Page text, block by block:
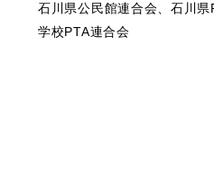
石川県公民館連合会、石川
学校PTA連合会